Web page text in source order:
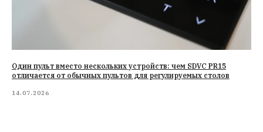
Один пульт вместо нескольких устройств: чем SDVC PR15
отличается от обычных пультов для регулируемых столов
14.07.2026